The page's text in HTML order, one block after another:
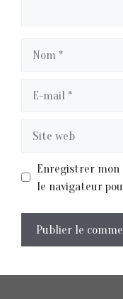
Enregistrer mon
le navigateur